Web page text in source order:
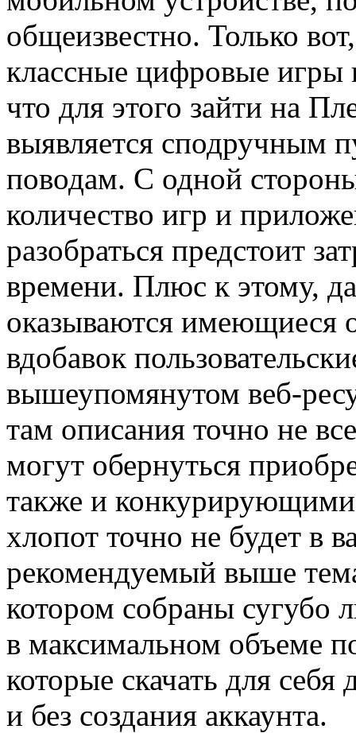
общеизвестно. Только
классные цифровые
что для этого зайти на
выявляется сподручным
поводам. С одной
количество игр и
разобраться предстоит
времени. Плюс к этому,
оказываются имеющиеся
вдобавок
вышеупомянутом веб-
там описания точно не
могут обернуться
также и
хлопот точно не будет в
рекомендуемый выше
котором собраны
в максимальном объеме
которые скачать для
и без создания аккаунта.